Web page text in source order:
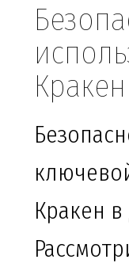
Кракен
Кракен